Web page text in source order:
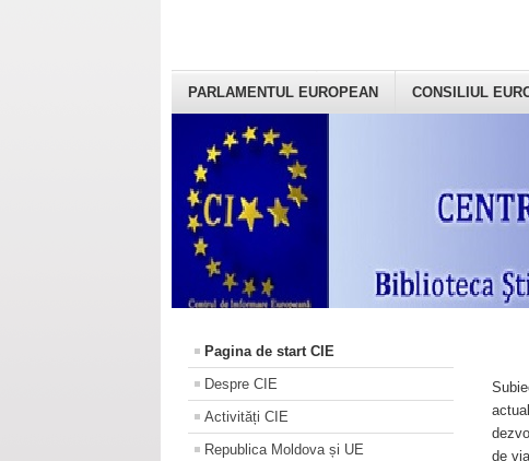
PARLAMENTUL EUROPEAN CONSILIUL
Pagina de start CIE
Despre CIE
Activități CIE
Republica Moldova și UE
de